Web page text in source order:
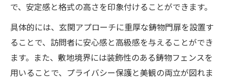
で、安定感と格式の高さを印象付けることができます。
具体的には、玄関アプローチに重厚な鋳物門扉を設置す
ることで、訪問者に安心感と高級感を与えることができ
ます。また、敷地境界には装飾性のある鋳物フェンスを
用いることで、プライバシー保護と美観の両立が図れま